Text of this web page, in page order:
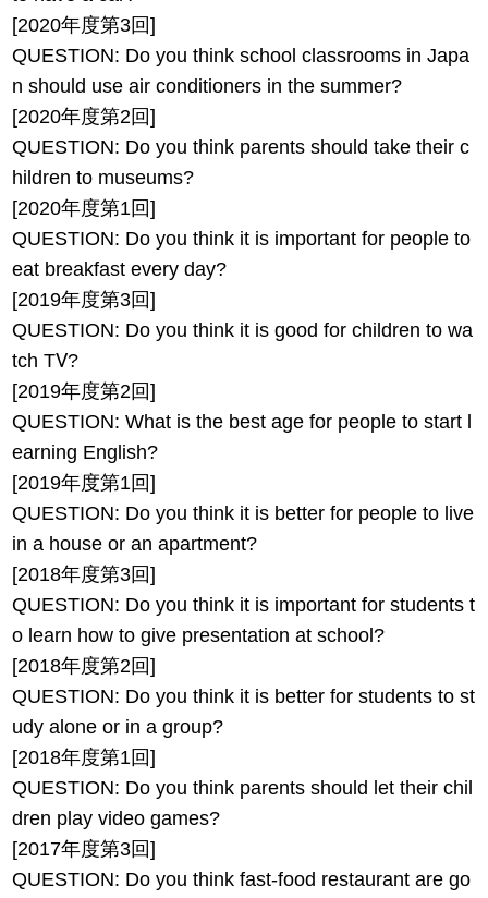
[2020年度第3回]
QUESTION: Do you think school classrooms in Japa
n should use air conditioners in the summer?
[2020年度第2回]
QUESTION: Do you think parents should take their c
hildren to museums?
[2020年度第1回]
QUESTION: Do you think it is important for people to
eat breakfast every day?
[2019年度第3回]
QUESTION: Do you think it is good for children to wa
tch TⅤ?
[2019年度第2回]
QUESTION: What is the best age for people to start l
earning English?
[2019年度第1回]
QUESTION: Do you think it is better for people to live
in a house or an apartment?
[2018年度第3回]
QUESTION: Do you think it is important for students t
o learn how to give presentation at school?
[2018年度第2回]
QUESTION: Do you think it is better for students to st
udy alone or in a group?
[2018年度第1回]
QUESTION: Do you think parents should let their chil
dren play video games?
[2017年度第3回]
QUESTION: Do you think fast-food restaurant are go